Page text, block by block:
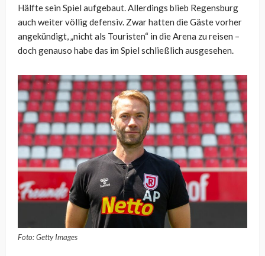
Hälfte sein Spiel aufgebaut. Allerdings blieb Regensburg
auch weiter völlig defensiv. Zwar hatten die Gäste vorher
angekündigt, „nicht als Touristen“ in die Arena zu reisen –
doch genauso habe das im Spiel schließlich ausgesehen.
Foto: Getty Images